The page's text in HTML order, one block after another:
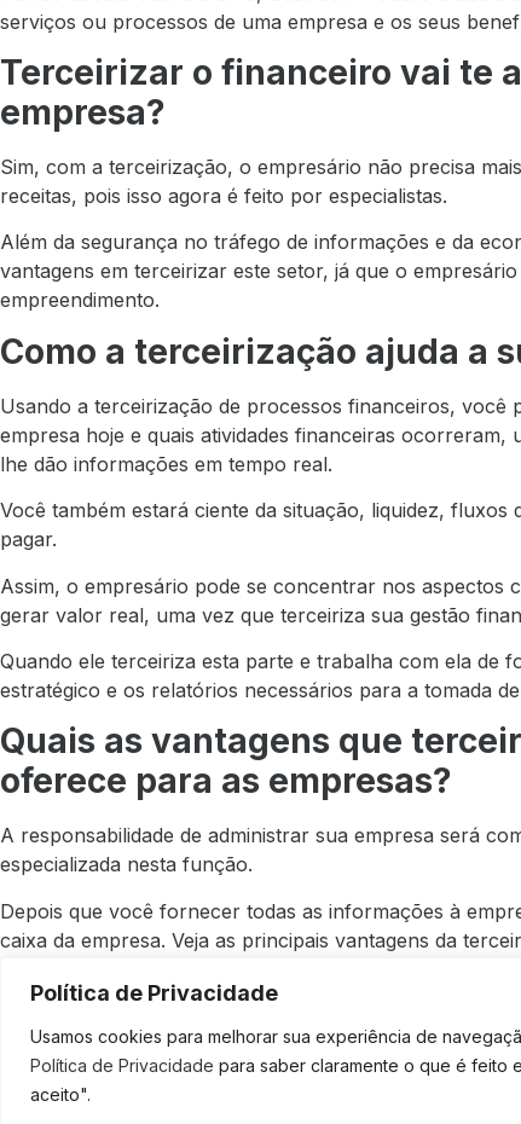
Política de Privacidade
Usamos cookies para melhorar sua experiência de
Política de Privacidade para saber claramente o que é feito
aceito".
serviços ou processos de uma empresa e os seus
Terceirizar o financeiro vai te
empresa?
Sim, com a terceirização, o empresário não precisa
receitas, pois isso agora é feito por especialistas.
Além da segurança no tráfego de informações e da
vantagens em terceirizar este setor, já que o
empreendimento.
Como a terceirização ajuda a
Usando a terceirização de processos financeiros, você
empresa hoje e quais atividades financeiras ocorreram,
lhe dão informações em tempo real.
Você também estará ciente da situação, liquidez, fluxos
pagar.
Assim, o empresário pode se concentrar nos aspectos
gerar valor real, uma vez que terceiriza sua gestão
Quando ele terceiriza esta parte e trabalha com ela de
estratégico e os relatórios necessários para a tomada
Quais as vantagens que
oferece para as empresas?
A responsabilidade de administrar sua empresa será
especializada nesta função.
Depois que você fornecer todas as informações à
caixa da empresa. Veja as principais vantagens da
Redução de custos com pessoal;
Redução de erros na gestão financeira;
O empresário pode voltar a sua atenção ao core
Melhor gestão dos processos financeiros;